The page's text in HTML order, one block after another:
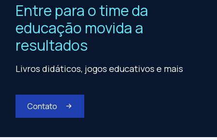
Entre para o time da
educação movida a
resultados
Livros didáticos, jogos educativos e mais
Contato